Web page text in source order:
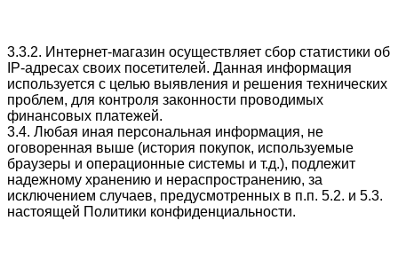
3.3.2. Интернет-магазин осуществляет сбор статистики об
IP-адресах своих посетителей. Данная информация
используется с целью выявления и решения технических
проблем, для контроля законности проводимых
финансовых платежей.
3.4. Любая иная персональная информация, не
оговоренная выше (история покупок, используемые
браузеры и операционные системы и т.д.), подлежит
надежному хранению и нераспространению, за
исключением случаев, предусмотренных в п.п. 5.2. и 5.3.
настоящей Политики конфиденциальности.